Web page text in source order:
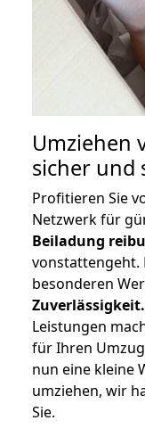
Umziehen
sicher und
Profitieren Sie
Netzwerk für
Beiladung
vonstattengeht.
besonderen
Zuverlässigkeit.
Leistungen
für Ihren
nun eine kleine
umziehen, wir
Sie.